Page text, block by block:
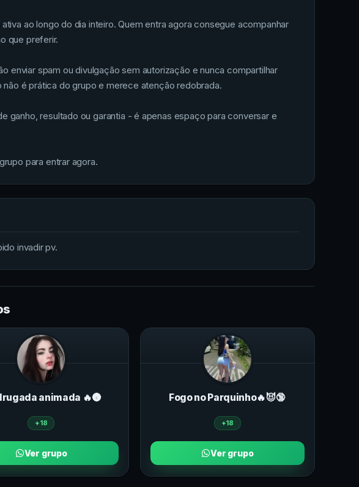
ao longo do dia inteiro. Quem entra agora consegue acompanhar
que preferir.
enviar spam ou divulgação sem autorização e nunca compartilhar
é prática do grupo e merece atenção redobrada.
ganho, resultado ou garantia - é apenas espaço para conversar e
para entrar agora.
invadir pv.
animada 🔥🌚
+18
Ver grupo
Fogo no Parquinho🔥😈🔞
+18
Ver grupo